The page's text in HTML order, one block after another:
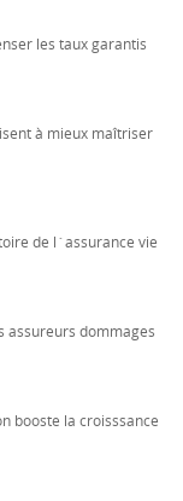
les taux garantis
à mieux maîtriser
de l´assurance vie
assureurs dommages
booste la croisssance